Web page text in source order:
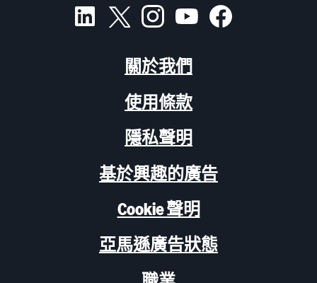
關於我們
使用條款
隱私聲明
基於興趣的廣告
Cookie 聲明
亞馬遜廣告狀態